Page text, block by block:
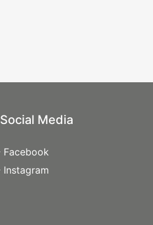
Social Media
Facebook
Instagram